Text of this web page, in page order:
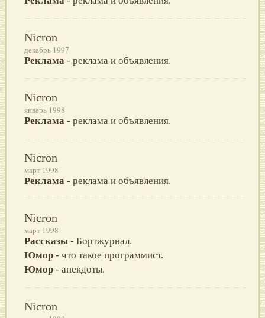
Nicron
декабрь 1997
Реклама - реклама и объявления.
Nicron
январь 1998
Реклама - реклама и объявления.
Nicron
март 1998
Реклама - реклама и объявления.
Nicron
март 1998
Рассказы - Бортжурнал.
Юмор - что такое программист.
Юмор - анекдоты.
Nicron